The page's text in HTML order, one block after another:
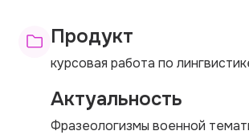
Продукт
курсовая работа по
Актуальность
Фразеологизмы военной